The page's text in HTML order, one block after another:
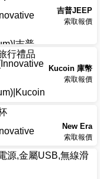
吉普JEEP
索取報價
Kucoin 庫幣
索取報價
New Era
索取報價